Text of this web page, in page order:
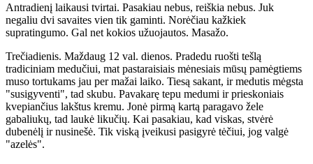
Antradienį laikausi tvirtai. Pasakiau nebus, reiškia nebus. Juk
negaliu dvi savaites vien tik gaminti. Norėčiau kažkiek
supratingumo. Gal net kokios užuojautos. Masažo.
Trečiadienis. Maždaug 12 val. dienos. Pradedu ruošti tešlą
tradiciniam medučiui, mat pastaraisiais mėnesiais mūsų pamėgtiems
muso tortukams jau per mažai laiko. Tiesą sakant, ir medutis mėgsta
"susigyventi", tad skubu. Pavakarę tepu medumi ir prieskoniais
kvepiančius lakštus kremu. Jonė pirmą kartą paragavo žele
gabaliukų, tad laukė likučių. Kai pasakiau, kad viskas, stvėrė
dubenėlį ir nusinešė. Tik viską įveikusi pasigyrė tėčiui, jog valgė
"azelės".